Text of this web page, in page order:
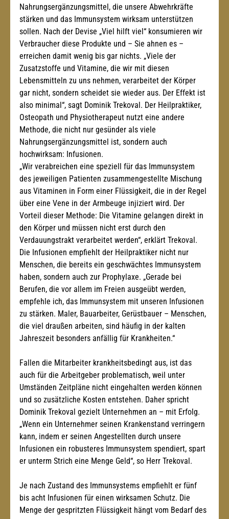
Nahrungsergänzungsmittel, die unsere Abwehrkräfte
stärken und das Immunsystem wirksam unterstützen
sollen. Nach der Devise „Viel hilft viel“ konsumieren wir
Verbraucher diese Produkte und – Sie ahnen es –
erreichen damit wenig bis gar nichts. „Viele der
Zusatzstoffe und Vitamine, die wir mit diesen
Lebensmitteln zu uns nehmen, verarbeitet der Körper
gar nicht, sondern scheidet sie wieder aus. Der Effekt ist
also minimal“, sagt Dominik Trekoval. Der Heilpraktiker,
Osteopath und Physiotherapeut nutzt eine andere
Methode, die nicht nur gesünder als viele
Nahrungsergänzungsmittel ist, sondern auch
hochwirksam: Infusionen.
„Wir verabreichen eine speziell für das Immunsystem
des jeweiligen Patienten zusammengestellte Mischung
aus Vitaminen in Form einer Flüssigkeit, die in der Regel
über eine Vene in der Armbeuge injiziert wird. Der
Vorteil dieser Methode: Die Vitamine gelangen direkt in
den Körper und müssen nicht erst durch den
Verdauungstrakt verarbeitet werden“, erklärt Trekoval.
Die Infusionen empfiehlt der Heilpraktiker nicht nur
Menschen, die bereits ein geschwächtes Immunsystem
haben, sondern auch zur Prophylaxe. „Gerade bei
Berufen, die vor allem im Freien ausgeübt werden,
empfehle ich, das Immunsystem mit unseren Infusionen
zu stärken. Maler, Bauarbeiter, Gerüstbauer – Menschen,
die viel draußen arbeiten, sind häufig in der kalten
Jahreszeit besonders anfällig für Krankheiten.“
Fallen die Mitarbeiter krankheitsbedingt aus, ist das
auch für die Arbeitgeber problematisch, weil unter
Umständen Zeitpläne nicht eingehalten werden können
und so zusätzliche Kosten entstehen. Daher spricht
Dominik Trekoval gezielt Unternehmen an – mit Erfolg.
„Wenn ein Unternehmer seinen Krankenstand verringern
kann, indem er seinen Angestellten durch unsere
Infusionen ein robusteres Immunsystem spendiert, spart
er unterm Strich eine Menge Geld“, so Herr Trekoval.
Je nach Zustand des Immunsystems empfiehlt er fünf
bis acht Infusionen für einen wirksamen Schutz. Die
Menge der gespritzten Flüssigkeit hängt vom Bedarf des